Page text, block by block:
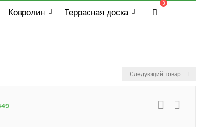
Ковролин Террасная доска
3
Следующий товар